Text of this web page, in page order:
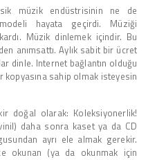
müzik endüstrisinin ne de
hayata geçirdi. Müziği
Müzik dinlemek içindir. Bu
anımsattı. Aylık sabit bir ücret
dinle. Internet bağlantın olduğu
sahip olmak isteyesin
doğal olarak: Koleksiyonerlik!
daha sonra kaset ya da CD
ayrı ele almak gerekir.
okunan (ya da okunmak için